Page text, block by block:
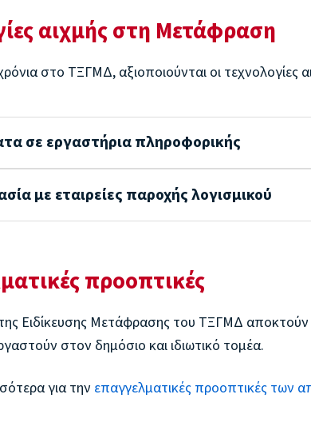
αιχμής στη Μετάφραση
στο ΤΞΓΜΔ, αξιοποιούνται οι
σε εργαστήρια πληροφορικής
με εταιρείες παροχής λογισμικού
προοπτικές
Ειδίκευσης Μετάφρασης του ΤΞΓΜΔ
στον δημόσιο και ιδιωτικό τομέα.
για την επαγγελματικές προοπτικές των